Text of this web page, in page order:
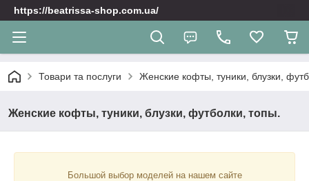
https://beatrissa-shop.com.ua/
Товари та послуги Женские кофты, туники, блузки,
Женские кофты, туники, блузки, футболки, топы.
Большой выбор моделей на нашем сайте